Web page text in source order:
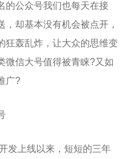
的公众号我们也每天在接
却基本没有机会被点开，
狂轰乱炸，让大众的思维变
微信大号值得被青睐?又如
广?
上线以来，短短的三年